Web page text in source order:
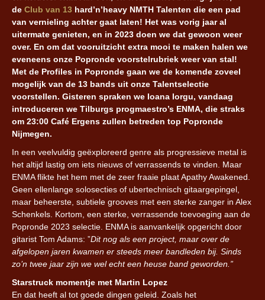
de Club van 13 hard’n’heavy NMTH Talenten die een pad
van vernieling achter gaat laten! Het was vorig jaar al
uitermate genieten, en in 2023 doen we dat gewoon weer
over. En om dat vooruitzicht extra mooi te maken halen we
eveneens onze Popronde voorstelrubriek weer van stal!
Met de Profiles in Popronde gaan we de komende zoveel
mogelijk van de 13 bands uit onze Talentselectie
voorstellen. Gisteren spraken we Ioana Iorgu, vandaag
introduceren we Tilburgs progmaestro’s ENMA, die straks
om 23:00 Café Ergens zullen betreden top Popronde
Nijmegen.
In een veelvuldig geëxploreerd genre als progressieve metal is
het altijd lastig om iets nieuws of verrassends te vinden. Maar
ENMA flikte het hem met de zeer fraaie plaat Apathy Awakened.
Geen ellenlange solosecties of ubertechnisch gitaargepingel,
maar beheerste, subtiele grooves met een sterke zanger in Alex
Schenkels. Kortom, een sterke, verrassende toevoeging aan de
Popronde 2023 selectie. ENMA is aanvankelijk opgericht door
gitarist Tom Adams: ”Dit nog als een project, maar over de
afgelopen jaren kwamen er steeds meer bandleden bij. Sinds
zo’n twee jaar zijn we wel echt een heuse band geworden.”
Starstruck momentje met Martin Lopez
En dat heeft al tot goede dingen geleid. Zoals het